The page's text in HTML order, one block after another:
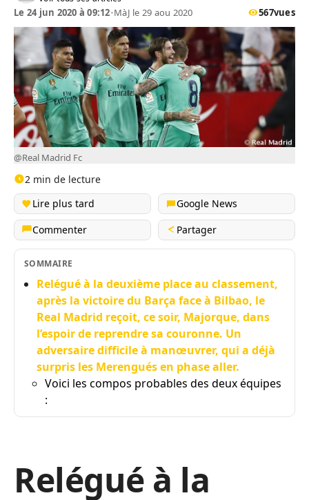
Le 24 jun 2020 à 09:12•MàJ le 29 aou 2020 567vues
@Real Madrid Fc
2 min de lecture
Lire plus tard
Google News
Commenter
Partager
SOMMAIRE
Relégué à la deuxième place au classement,
après la victoire du Barça face à Bilbao, le
Real Madrid reçoit, ce soir, Majorque, dans
l’espoir de reprendre sa couronne. Un
adversaire difficile à manœuvrer, qui a déjà
surpris les Merengués en phase aller.
Voici les compos probables des deux équipes
:
Relégué à la